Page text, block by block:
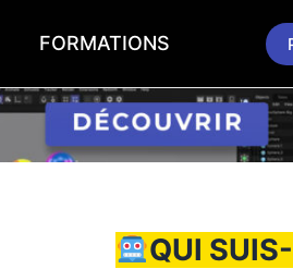
FORMATIONS
QUI